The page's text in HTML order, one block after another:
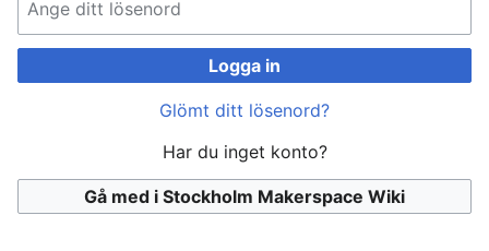
Logga in
Glömt ditt lösenord?
Har du inget konto?
Gå med i Stockholm Makerspace Wiki